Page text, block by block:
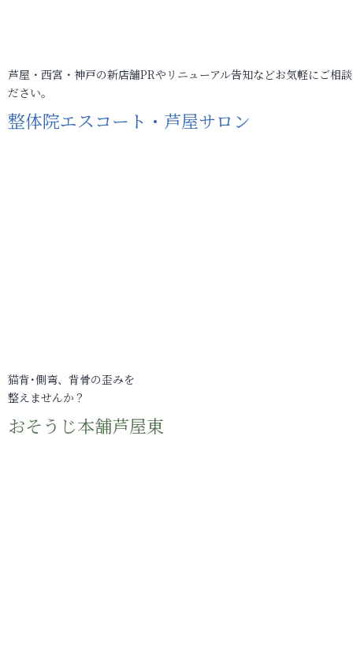
芦屋・西宮・神戸の新店舗PRやリニューアル告知などお気軽にご相
ださい。
整体院エスコート・芦屋サロン
猫背･側弯、背骨の歪みを
整えませんか？
おそうじ本舗芦屋東